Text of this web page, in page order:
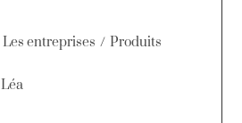
Les entreprises / Produits
Léa